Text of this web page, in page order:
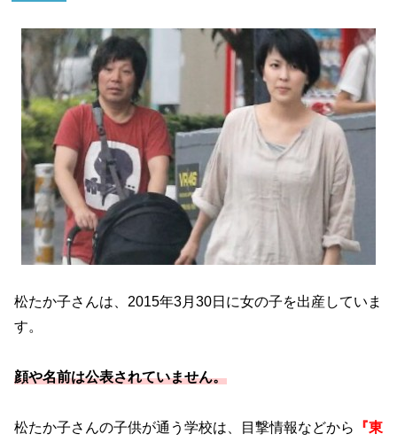
松たか子さんは、2015年3月30日に女の子を出産していま
す。
顔や名前は公表されていません。
松たか子さんの子供が通う学校は、目撃情報などから
『東